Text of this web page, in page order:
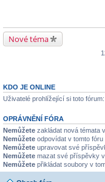
Nové téma
KDO JE ONLINE
Uživatelé prohlížející si toto
OPRÁVNĚNÍ FÓRA
Nemůžete zakládat nová témata
Nemůžete odpovídat v tomto fóru
Nemůžete upravovat své
Nemůžete mazat své příspěvky
Nemůžete přikládat soubory v